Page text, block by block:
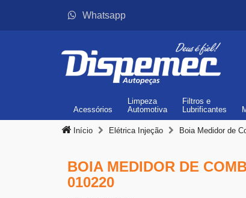
Whatsapp
Acessórios
Limpeza
Automotiva
Filtros e
Lubrificantes
Início Elétrica Injeção Boia Medidor de
BOIA MEDIDOR DE
010220